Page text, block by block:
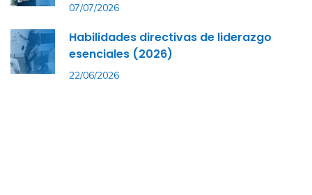
07/07/2026
Habilidades directivas de liderazgo
esenciales (2026)
22/06/2026